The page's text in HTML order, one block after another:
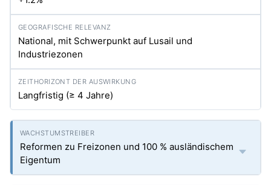
National, mit Schwerpunkt auf Lusail und
Industriezonen
Langfristig (≥ 4 Jahre)
Reformen zu Freizonen und 100 % ausländischem
Eigentum